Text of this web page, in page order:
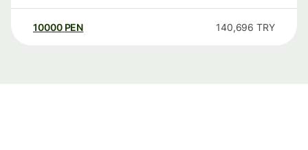
10000 PEN 140,696 TRY